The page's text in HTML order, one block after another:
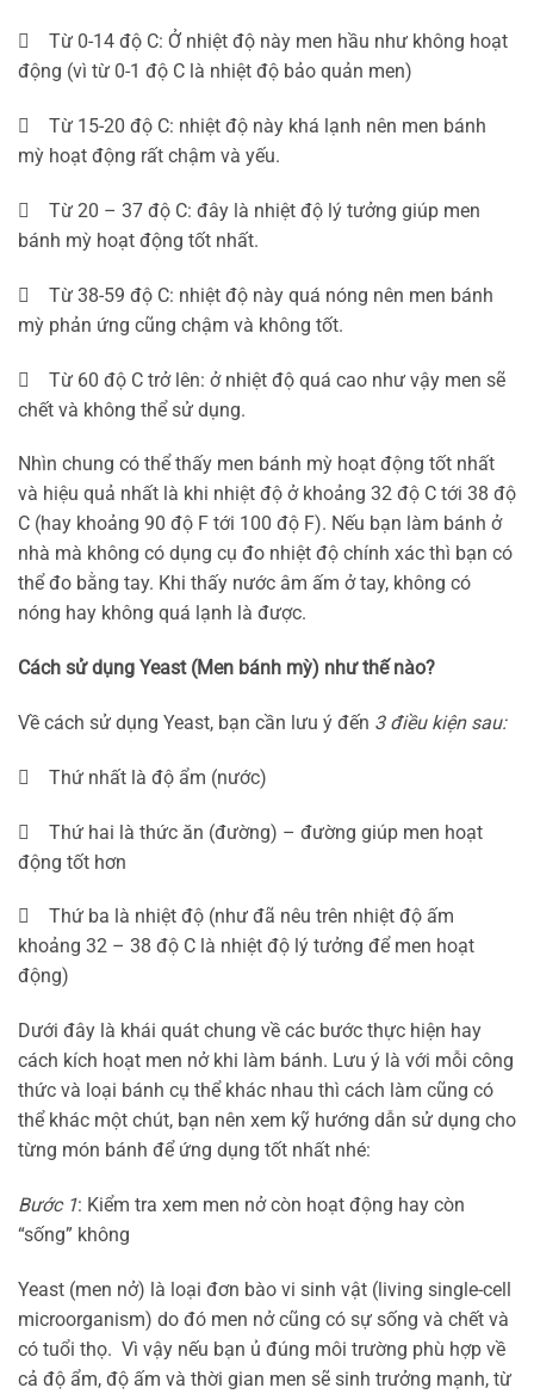
 Từ 0-14 độ C: Ở nhiệt độ này men hầu như không hoạt
động (vì từ 0-1 độ C là nhiệt độ bảo quản men)
 Từ 15-20 độ C: nhiệt độ này khá lạnh nên men bánh
mỳ hoạt động rất chậm và yếu.
 Từ 20 – 37 độ C: đây là nhiệt độ lý tưởng giúp men
bánh mỳ hoạt động tốt nhất.
 Từ 38-59 độ C: nhiệt độ này quá nóng nên men bánh
mỳ phản ứng cũng chậm và không tốt.
 Từ 60 độ C trở lên: ở nhiệt độ quá cao như vậy men sẽ
chết và không thể sử dụng.
Nhìn chung có thể thấy men bánh mỳ hoạt động tốt nhất
và hiệu quả nhất là khi nhiệt độ ở khoảng 32 độ C tới 38 độ
C (hay khoảng 90 độ F tới 100 độ F). Nếu bạn làm bánh ở
nhà mà không có dụng cụ đo nhiệt độ chính xác thì bạn có
thể đo bằng tay. Khi thấy nước âm ấm ở tay, không có
nóng hay không quá lạnh là được.
Cách sử dụng Yeast (Men bánh mỳ) như thế nào?
Về cách sử dụng Yeast, bạn cần lưu ý đến 3 điều kiện sau:
 Thứ nhất là độ ẩm (nước)
 Thứ hai là thức ăn (đường) – đường giúp men hoạt
động tốt hơn
 Thứ ba là nhiệt độ (như đã nêu trên nhiệt độ ấm
khoảng 32 – 38 độ C là nhiệt độ lý tưởng để men hoạt
động)
Dưới đây là khái quát chung về các bước thực hiện hay
cách kích hoạt men nở khi làm bánh. Lưu ý là với mỗi công
thức và loại bánh cụ thể khác nhau thì cách làm cũng có
thể khác một chút, bạn nên xem kỹ hướng dẫn sử dụng cho
từng món bánh để ứng dụng tốt nhất nhé:
Bước 1: Kiểm tra xem men nở còn hoạt động hay còn
“sống” không
Yeast (men nở) là loại đơn bào vi sinh vật (living single-cell
microorganism) do đó men nở cũng có sự sống và chết và
có tuổi thọ. Vì vậy nếu bạn ủ đúng môi trường phù hợp về
cả độ ẩm, độ ấm và thời gian men sẽ sinh trưởng mạnh, từ